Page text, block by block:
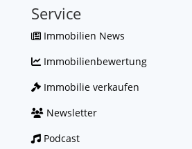
Service
Immobilien News
Immobilienbewertung
Immobilie verkaufen
Newsletter
Podcast